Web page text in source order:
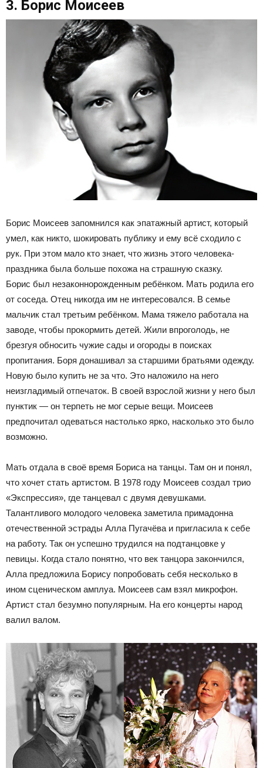
3. Борис Моисеев
Борис Моисеев запомнился как эпатажный артист, который
умел, как никто, шокировать публику и ему всё сходило с
рук. При этом мало кто знает, что жизнь этого человека-
праздника была больше похожа на страшную сказку.
Борис был незаконнорожденным ребёнком. Мать родила его
от соседа. Отец никогда им не интересовался. В семье
мальчик стал третьим ребёнком. Мама тяжело работала на
заводе, чтобы прокормить детей. Жили впроголодь, не
брезгуя обносить чужие сады и огороды в поисках
пропитания. Боря донашивал за старшими братьями одежду.
Новую было купить не за что. Это наложило на него
неизгладимый отпечаток. В своей взрослой жизни у него был
пунктик — он терпеть не мог серые вещи. Моисеев
предпочитал одеваться настолько ярко, насколько это было
возможно.
Мать отдала в своё время Бориса на танцы. Там он и понял,
что хочет стать артистом. В 1978 году Моисеев создал трио
«Экспрессия», где танцевал с двумя девушками.
Талантливого молодого человека заметила примадонна
отечественной эстрады Алла Пугачёва и пригласила к себе
на работу. Так он успешно трудился на подтанцовке у
певицы. Когда стало понятно, что век танцора закончился,
Алла предложила Борису попробовать себя несколько в
ином сценическом амплуа. Моисеев сам взял микрофон.
Артист стал безумно популярным. На его концерты народ
валил валом.